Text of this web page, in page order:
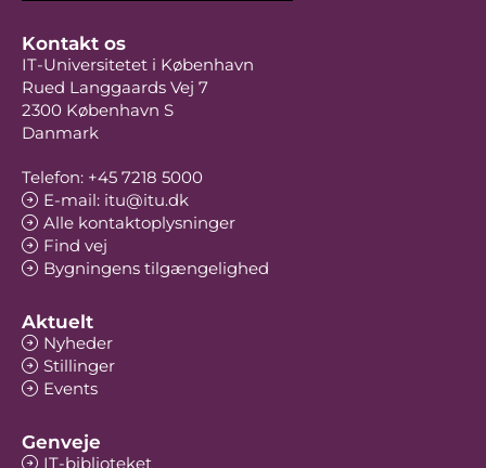
Kontakt os
IT-Universitetet i København
Rued Langgaards Vej 7
2300 København S
Danmark
Telefon: +45 7218 5000
E-mail: itu@itu.dk
Alle kontaktoplysninger
Find vej
Bygningens tilgængelighed
Aktuelt
Nyheder
Stillinger
Events
Genveje
IT-biblioteket